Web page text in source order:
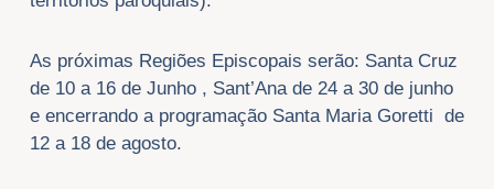
As próximas Regiões Episcopais serão: Santa Cruz
de 10 a 16 de Junho , Sant’Ana de 24 a 30 de junho
e encerrando a programação Santa Maria Goretti de
12 a 18 de agosto.